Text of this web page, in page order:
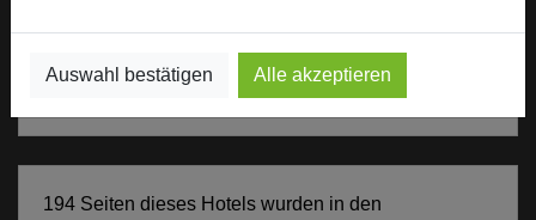
Auswahl bestätigen Alle akzeptieren
Seminar, Konferenz, Event
194 Seiten dieses Hotels wurden in den